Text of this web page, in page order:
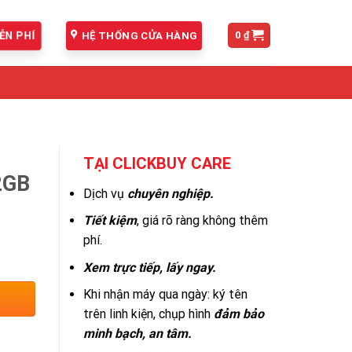
PHÍ HỆ THỐNG CỬA HÀNG 0 ₫
TẠI CLICKBUY CARE
Dịch vụ chuyên nghiệp.
Tiết kiệm, giá rõ ràng không thêm
phí.
Xem trực tiếp, lấy ngay.
Khi nhận máy qua ngày: ký tên
trên linh kiện, chụp hình đảm bảo
minh bạch, an tâm.